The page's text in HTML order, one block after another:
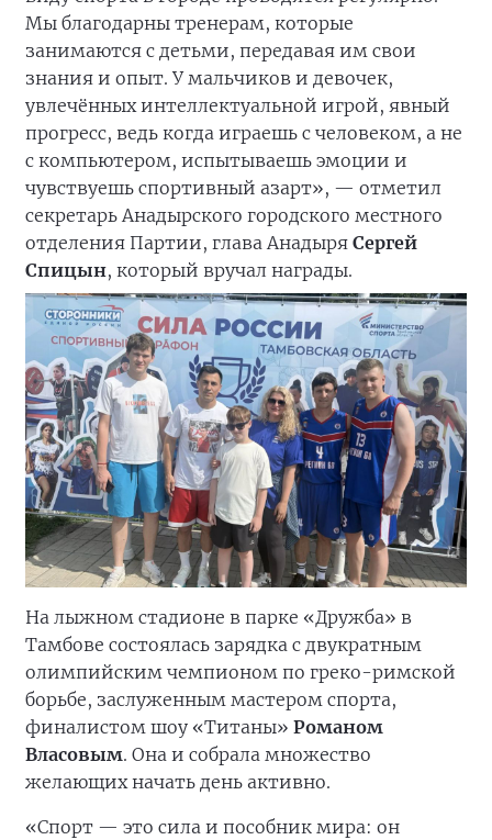
Мы благодарны тренерам, которые
занимаются с детьми, передавая им свои
знания и опыт. У мальчиков и девочек,
увлечённых интеллектуальной игрой, явный
прогресс, ведь когда играешь с человеком, а не
с компьютером, испытываешь эмоции и
чувствуешь спортивный азарт», — отметил
секретарь Анадырского городского местного
отделения Партии, глава Анадыря Сергей
Спицын, который вручал награды.
На лыжном стадионе в парке «Дружба» в
Тамбове состоялась зарядка с двукратным
олимпийским чемпионом по греко-римской
борьбе, заслуженным мастером спорта,
финалистом шоу «Титаны» Романом
Власовым. Она и собрала множество
желающих начать день активно.
«Спорт — это сила и пособник мира: он